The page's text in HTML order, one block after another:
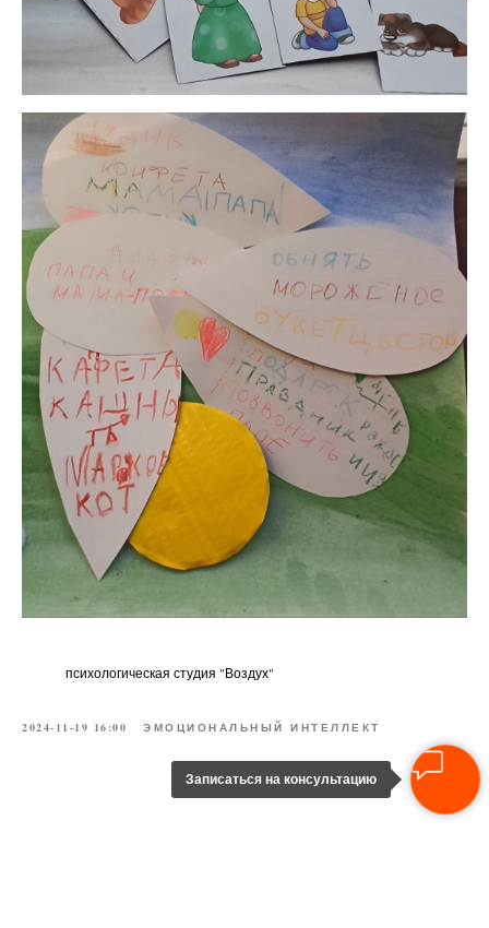
Записаться на консультацию
психологическая студия "Воздух"
2024-11-19 16:00 ЭМОЦИОНАЛЬНЫЙ ИНТЕЛЛЕКТ